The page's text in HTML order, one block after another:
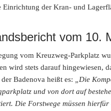
Einrichtung der Kran- und
vom 10.
vom Kreuzweg-Parkplatz
wird stets darauf hingewiesen,
Badenova heißt es: „Die
und von dort auf
Die Forstwege müssen